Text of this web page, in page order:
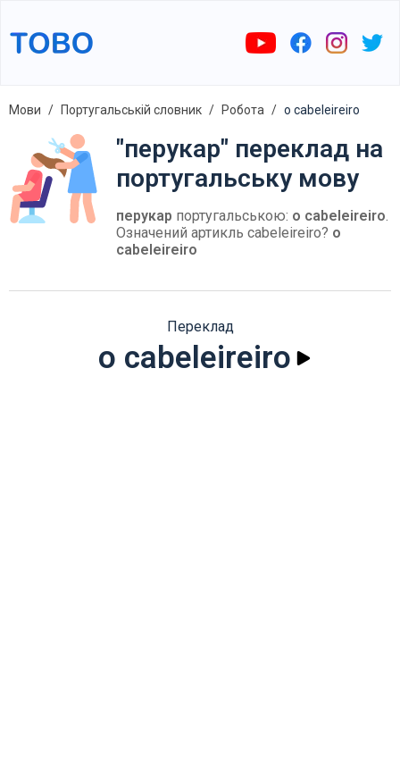
Мови Португальській словник Робота o cabeleireiro
"перукар" переклад на
португальську мову
перукар португальською: o cabeleireiro.
Означений артикль cabeleireiro? o
cabeleireiro
Переклад
o cabeleireiro